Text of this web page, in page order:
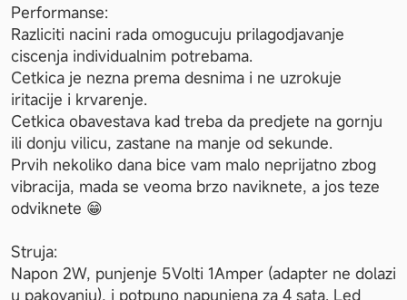
Performanse:
Razliciti nacini rada omogucuju prilagodjavanje
ciscenja individualnim potrebama.
Cetkica je nezna prema desnima i ne uzrokuje
iritacije i krvarenje.
Cetkica obavestava kad treba da predjete na gornju
ili donju vilicu, zastane na manje od sekunde.
Prvih nekoliko dana bice vam malo neprijatno zbog
vibracija, mada se veoma brzo naviknete, a jos teze
odviknete 😁
Struja:
Napon 2W, punjenje 5Volti 1Amper (adapter ne dolazi
u pakovanju), i potpuno napunjena za 4 sata. Led